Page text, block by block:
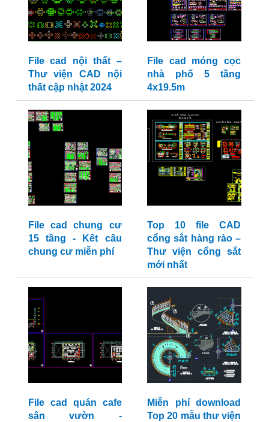
File cad nội thất –
Thư viện CAD nội
thất cập nhật 2024
File cad móng cọc
nhà phố 5 tầng
4x19.5m
File cad chung cư
15 tầng - Kết cấu
chung cư miễn phí
Top 10 file CAD
cổng sắt hàng rào –
Thư viện cổng sắt
mới nhất
File cad quán cafe
sân vườn -
Miễn phí download
Top 20 mẫu thư viện